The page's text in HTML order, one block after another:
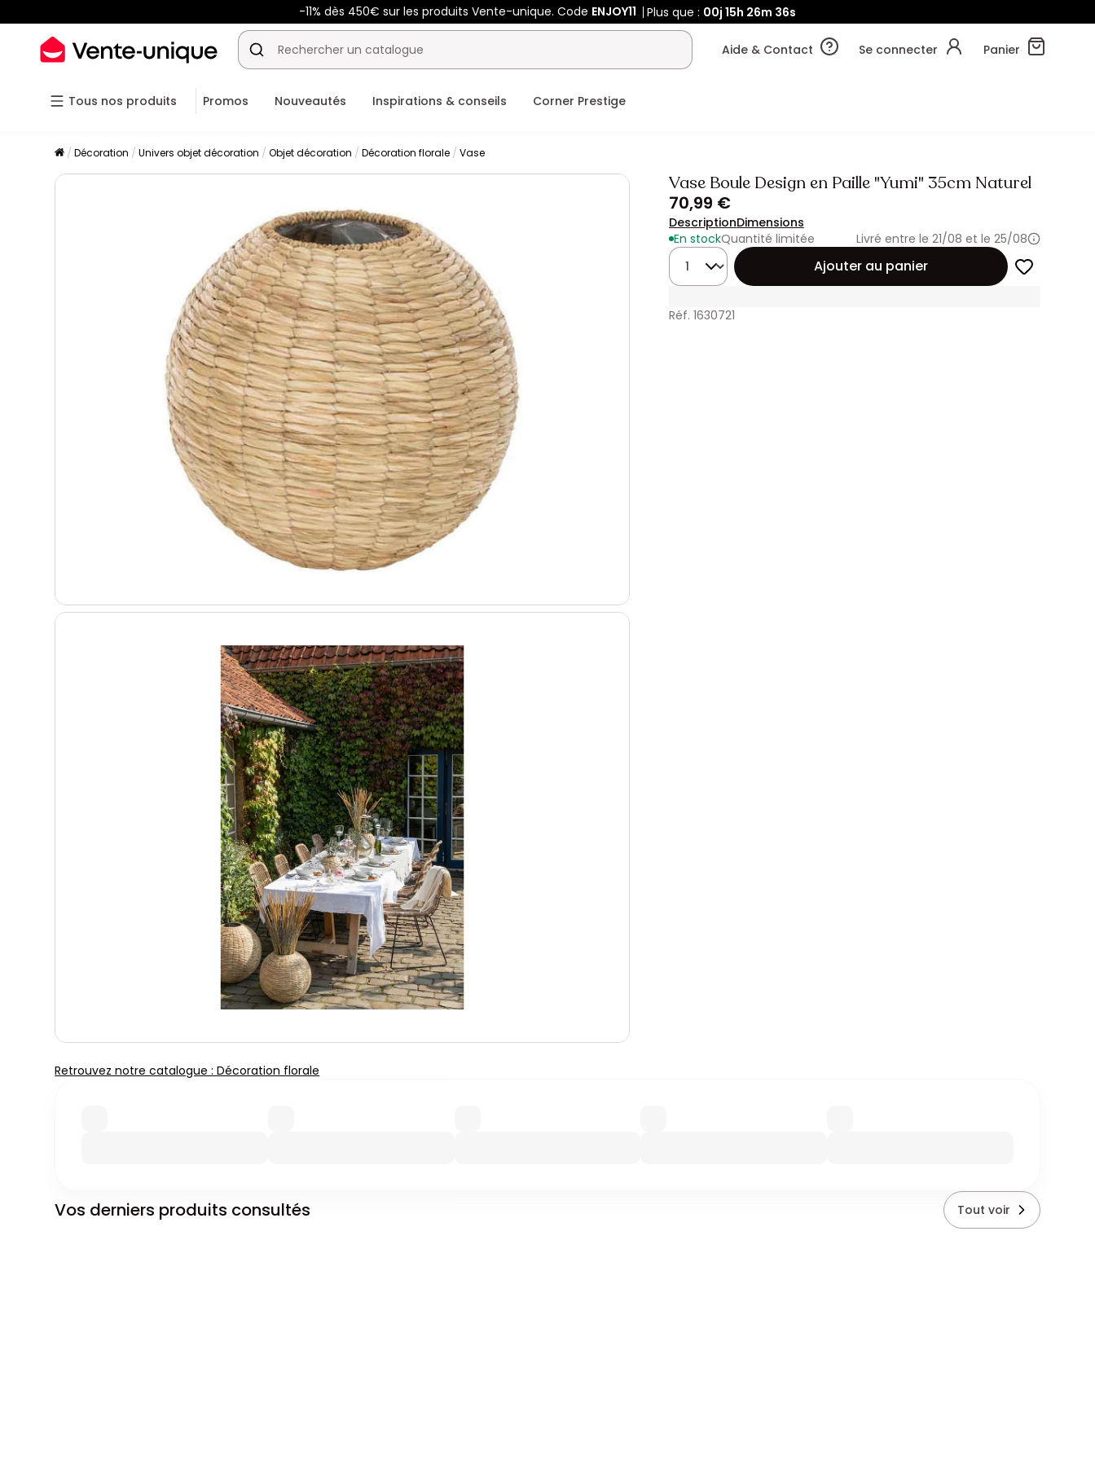
-11% dès 450€ sur les produits Vente-unique. Code ENJOY11 Plus que : 00j 15h 26m 35s
Aide & Contact Se connecter Panier
Tous nos produits Promos Nouveautés Inspirations & conseils Corner Prestige
Décoration Univers objet décoration Objet décoration Décoration florale Vase
Vase Boule Design en Paille "Yumi" 35cm Naturel
70,99 €
DescriptionDimensions
En stockQuantité limitée
Livré entre le 21/08 et le 25/08
Quantité
Ajouter au panier
Réf. 1630721
Retrouvez notre catalogue : Décoration florale
Vos derniers produits consultés Tout voir